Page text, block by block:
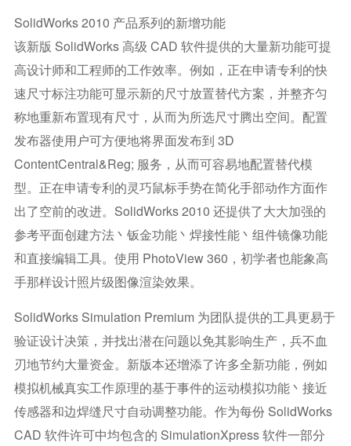
SolidWorks 2010 产品系列的新增功能
该新版 SolidWorks 高级 CAD 软件提供的大量新功能可提
高设计师和工程师的工作效率。例如，正在申请专利的快
速尺寸标注功能可显示新的尺寸放置替代方案，并整齐匀
称地重新布置现有尺寸，从而为所选尺寸腾出空间。配置
发布器使用户可方便地将界面发布到 3D
ContentCentral&reg; 服务，从而可容易地配置替代模
型。正在申请专利的灵巧鼠标手势在简化手部动作方面作
出了空前的改进。SolidWorks 2010 还提供了大大加强的
参考平面创建方法丶钣金功能丶焊接性能丶组件镜像功能
和直接编辑工具。使用 PhotoView 360，初学者也能象高
手那样设计照片级图像渲染效果。
SolidWorks Simulation Premium 为团队提供的工具更易于
验证设计决策，并找出潜在问题以免其影响生产，兵不血
刃地节约大量资金。新版本还增添了许多全新功能，例如
模拟机械真实工作原理的基于事件的运动模拟功能丶接近
传感器和边焊缝尺寸自动调整功能。作为每份 SolidWorks
CAD 软件许可中均包含的 SimulationXpress 软件一部分